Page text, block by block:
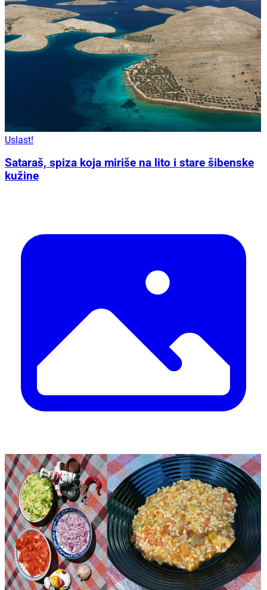
Uslast!
Sataraš, spiza koja miriše na lito i stare šibenske
kužine